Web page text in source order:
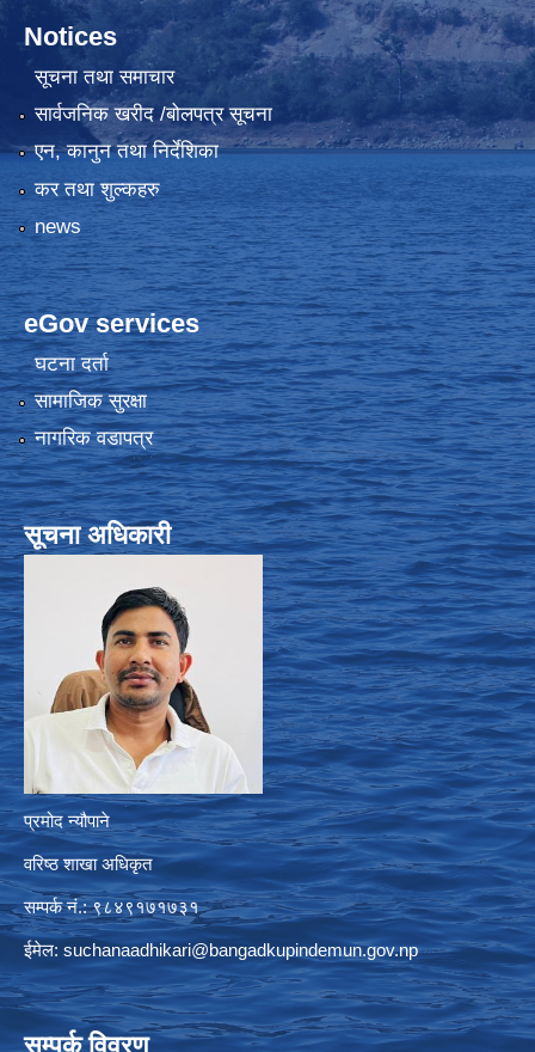
Notices
सूचना तथा समाचार
सार्वजनिक खरीद /बोलपत्र सूचना
एन, कानुन तथा निर्देशिका
कर तथा शुल्कहरु
news
eGov services
घटना दर्ता
सामाजिक सुरक्षा
नागरिक वडापत्र
सूचना अधिकारी
प्रमोद न्यौपाने
वरिष्ठ शाखा अधिकृत
सम्पर्क नं.: ९८४९१७१७३१
ईमेल: suchanaadhikari@bangadkupindemun.gov.np
सम्पर्क विवरण